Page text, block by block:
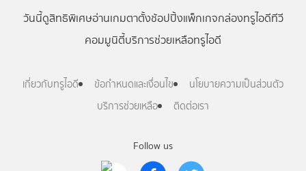
Follow us
วันนี้ดูสิทธิพิเศษอ่านเกมตาตั้งช้อปปิ้งแพ็กเกจกล่องทรูไอดีทีวี
คอมมูนิตี้บริการช่วยเหลือทรูไอดี
เกี่ยวกับทรูไอดี ข้อกำหนดและเงื่อนไข
นโยบายความเป็นส่วนตัว
บริการช่วยเหลือ
ติดต่อเรา